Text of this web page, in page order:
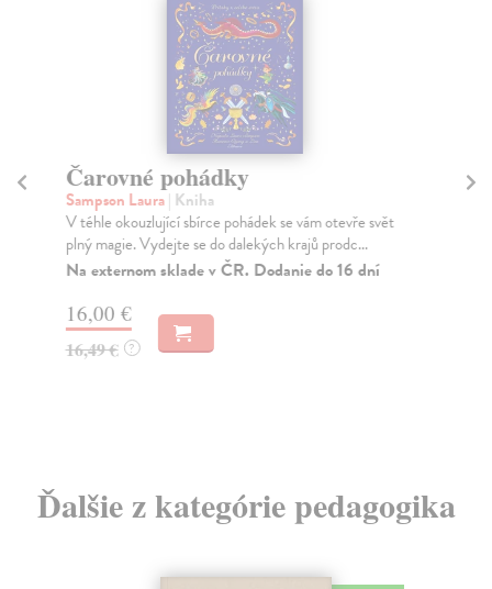
Čarovné pohádky
Sampson Laura| Kniha
V téhle okouzlující sbírce pohádek se vám otevře svět
plný magie. Vydejte se do dalekých krajů prodc...
Na externom sklade v ČR. Dodanie do 16 dní
16,00 €
16,49 € ?
Ďalšie z kategórie pedagogika